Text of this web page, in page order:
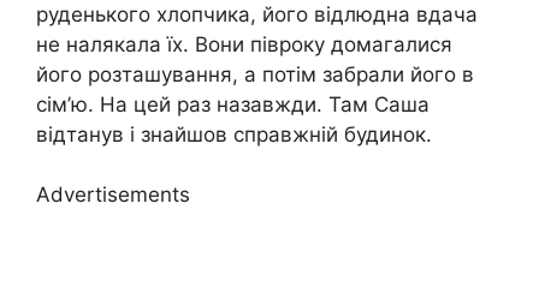
руденького хлопчика, його відлюдна вдача
не налякала їх. Вони півроку домагалися
його розташування, а потім забрали його в
сім’ю. На цей раз назавжди. Там Саша
відтанув і знайшов справжній будинок.
Advertisements